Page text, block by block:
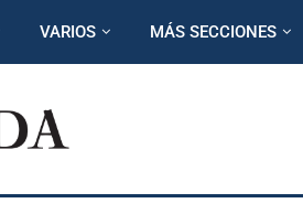
VARIOS MÁS SECCIONES